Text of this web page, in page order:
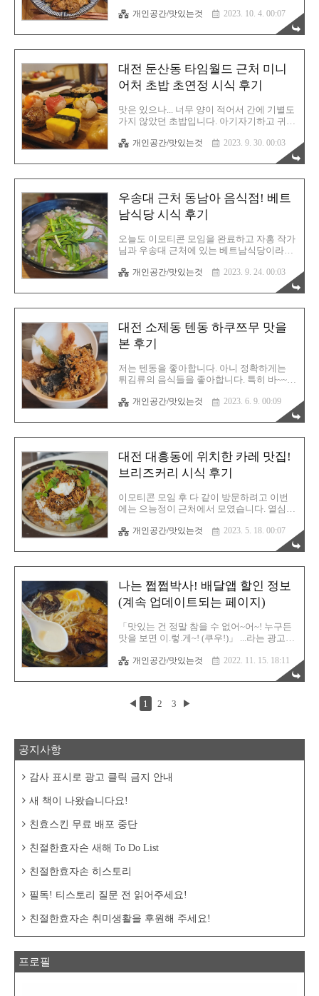
없었던 갤러리아 푸드코너! 아무래도 평일인
데다 저녁 6시 이전에 방문을 했기에 인파가
많지 않은 것으로 추측됩니다. 개인적으로 ..
잊게 해줄곳이 있습니다. 바로 옆에 몽상이
라는 일본 음식점이 있어요. 시그니처 메뉴
는 아무래도 부타동으로 보입니다. 입간판에
떡하니 있었거든요. 비주얼이 진짜 먹지 않
저녁은 부타동입니다. 다른 분들도 모두 동
의를 하셨기에 미련없이 방문을 해 봅니다.
각 테이블마다 주문 태블릿이 있습니다. 직
원을 부를 필요 없이 편하게 디지털 주문을
하면 됩니다. 당연히 첫 방문이므로 부타동
을 맛보려고 합니다. 저는 점보 사이즈로 주
문했습니다. 잠시 뒤 주문한 점보사이즈 부
타동이 나왔습니다. 음... 근데 제가 생각한 점
보 사이즈는 아닙니다. 이게 그냥 일반..
개인공간/맛있는것 2023. 10. 4. 00:07
대전 둔산동 타임월드 근처 미니
어처 초밥 초연정 시식 후기
맛은 있으나... 너무 양이 적어서 간에 기별도
가지 않았던 초밥입니다. 아기자기하고 귀여
너무나도 턱 없이 부족한게 흠입니다. 맛은
있어요. 그래도 초밥이니까요. 부족하면 이
야기해달라고 했는데 혹시 초밥도 더 주는지
는 차마 못 물어봤어요. 그냥 미친 척 하고 물
너무나도 아쉬운 초밥집입니다. 가게 위치는
이곳입니다. 골목에 위치해있습니다. 그리고
왠만하면 차는 놓고 방문하세요. 아시죠? 이
일대 주차는 무척이나 어렵다는 것을 말입니
다. 주차비도 꽤 나갑니다. 그러니 차를 가지
고 계셔도 그냥 맘 편하게 대중교통을 이용
하시는걸 추천합니다. 참고로 브레이크 타임
은 14:30~17:00 입니다. 이게 대표 메뉴입니
다. 모듬초..
개인공간/맛있는것 2023. 9. 30. 00:03
우송대 근처 동남아 음식점! 베트
남식당 시식 후기
오늘도 이모티콘 모임을 완료하고 자홍 작가
님과 우송대 근처에 있는 베트남식당이라는
가보려고 했는데 희한하게 가려는 날마다 영
업을 하지 않았어요. 이러기도 쉽지 않은데
참... 타이밍이라는게 거의 억까 수준입니다.
다행히 이 날은 영업중이어서 지금 안 가면
했습니다. 정말 기대가 됩니다. 고수를 참 좋
아하거든요. 베트남 음식하면 쌀국수고, 쌀
국수하면 고수니까요! 일단 식당 내부는 이
렇게 생겼습니다. 저희는 창가쪽에 자리를
잡았습니다. 홀은 상당히 넓은 편입니다. 입
구에 들어오자마자 바로 왼쪽에 키오스크 기
계가 있습니다. 저는 직원분께서 직접 오셔
서 주문을 받는줄 알았는데 아니었어요. 반
드시 키오스크로 주문을 하시기 바랍니다..
개인공간/맛있는것 2023. 9. 24. 00:03
대전 소제동 텐동 하쿠쯔무 맛을
본 후기
저는 텐동을 좋아합니다. 아니 정확하게는
튀김류의 음식들을 좋아합니다. 특히 바~~~
즐깁니다. 씹으면 기름기가 입 안을 가득 메
워지는 그런 느낌이 좋습니다. 한국 튀김은
대표적으로 분식이 있죠. 그래서 분식에 같
이 포함되어 있는 튀김류를 좋아합니다. 일
인 텐동을 그래서 좋아합니다. 대전에 텐동
맛집이라고 불리는 곳을 몇 곳 방문해 봤는
데 다 맛있었습니다. 이쯤 되면 텐동 음식점
은 그냥 이 정도의 식감과 맛이 평균 수준인
것 같습니다. 아마 저는 어떤 텐동집에 가더
라도 다 맛있다고 평가를 내릴 것 같아요. 소
제동은 저에게 있어서 추억의 동네입니다.
초등학교 2학년때까지 소제동에서 자랐습니
다. 그래서 이 곳은 마음의 안식처..
개인공간/맛있는것 2023. 6. 9. 00:09
대전 대흥동에 위치한 카레 맛집!
브리즈커리 시식 후기
이모티콘 모임 후 다 같이 방문하려고 이번
에는 으능정이 근처에서 모였습니다. 열심히
로 항하는 발걸음! 여기는 지인의 추천으로
알게된 곳인데 가야지 가야지 생각만 하고
실행을 옮기지 않았던 미지의 영역입니다.
검색해보니 정말 후기는 좋았기에 이 정도면
좋아하고 특히 인도 음식같은 향신료가 첨가
된 맛을 즐기는 회원님 한 분과 함께 즐겁게
발걸읆을 재촉했습니다. 다만 하필 이날은
바람이 많이 불어 쌀쌀했어요. 이전 날 엄청
더웠기에 좀 얇게 입고 나온게 실수였습니
다. 초행은 찾기가 어려워 ㅠㅠ 처음에는 한
눈에 찾기가 어려웠습니다. 여기가 식당이었
을줄은 상상을 못 했으니까요. 그냥 커피숍
인줄 알았습니다. 입간판도 작아서 더욱..
개인공간/맛있는것 2023. 5. 18. 00:07
나는 쩝쩝박사! 배달앱 할인 정보
(계속 업데이트되는 페이지)
「맛있는 건 정말 참을 수 없어~어~! 누구든
맛을 보면 이.렇.게~! (쿠우!)」 ...라는 광고송
다. 그렇습니다. 맛있는 음식은 정말 많습니
다. 지구에 존재하는 모든 맛나는 음식들을
다 먹어보고 다른 별로 떠나고 싶은데 그럴
수 있을런지 모르겠습니다. 일단 국내 음식
도 다 공략을 못 했으니 우선 소규모로 국내
가 경쟁에 들어오면서 이제 쿠팡이츠도 합세
하고 있습니다. 이 중에서 가장 많이 아용하
는건 요기요입니다. 프리미엄 유료 멤버십도
받고 있는데 이 쿠폰이 금방 소진되어 버리
개인공간/맛있는것 2022. 11. 15. 18:11
◀ 1 2 3 ▶
공지사항
감사 표시로 광고 클릭 금지 안내
새 책이 나왔습니다요!
친효스킨 무료 배포 중단
친절한효자손 새해 To Do List
친절한효자손 히스토리
필독! 티스토리 질문 전 읽어주세요!
친절한효자손 취미생활을 후원해 주세요!
프로필